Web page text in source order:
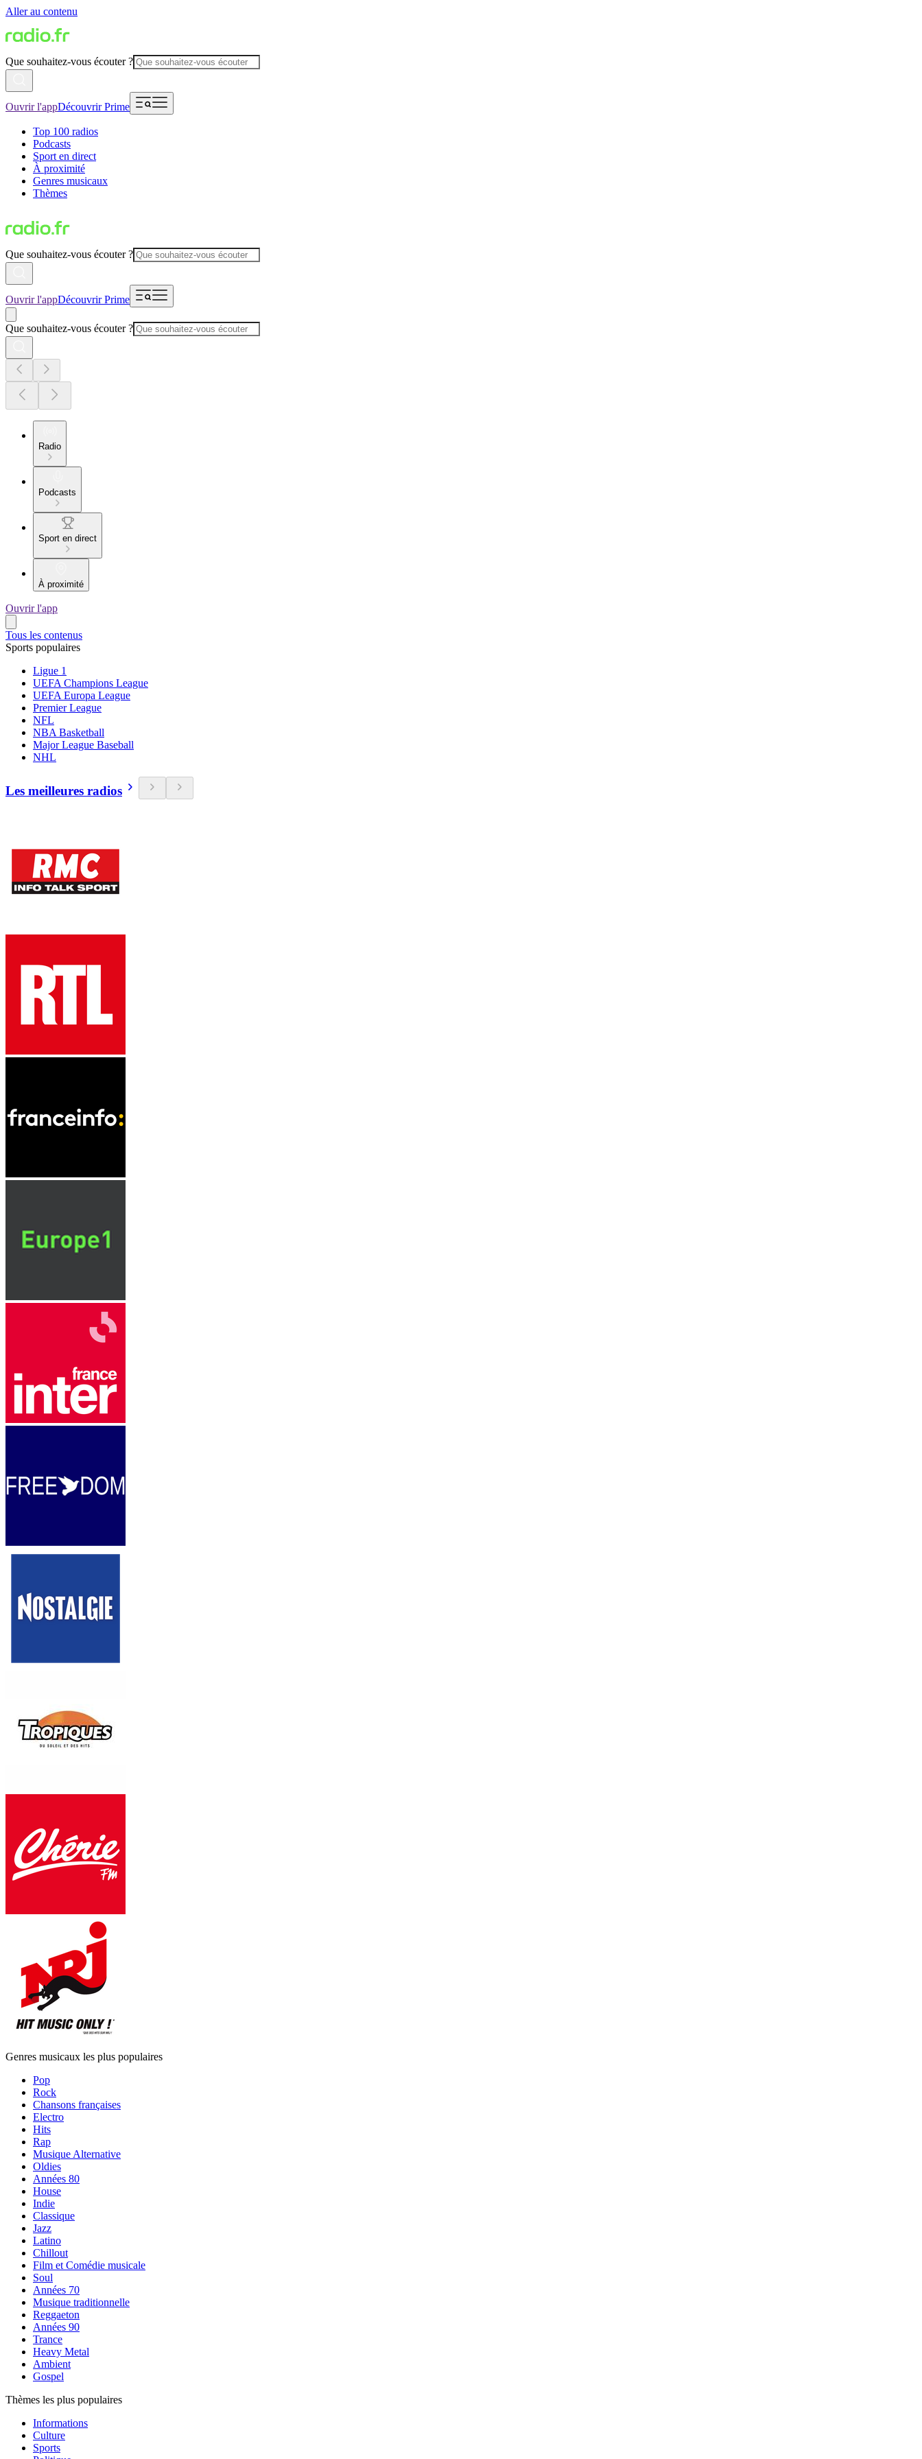
Aller au contenu
Que souhaitez-vous écouter ?
Ouvrir l'appDécouvrir Prime
Top 100 radios
Podcasts
Sport en direct
À proximité
Genres musicaux
Thèmes
Que souhaitez-vous écouter ?
Ouvrir l'appDécouvrir Prime
Que souhaitez-vous écouter ?
Radio
Podcasts
Sport en direct
À proximité
Ouvrir l'app
Tous les contenus
Sports populaires
Ligue 1
UEFA Champions League
UEFA Europa League
Premier League
NFL
NBA Basketball
Major League Baseball
NHL
Les meilleures radios
Genres musicaux les plus populaires
Pop
Rock
Chansons françaises
Electro
Hits
Rap
Musique Alternative
Oldies
Années 80
House
Indie
Classique
Jazz
Latino
Chillout
Film et Comédie musicale
Soul
Années 70
Musique traditionnelle
Reggaeton
Années 90
Trance
Heavy Metal
Ambient
Gospel
Thèmes les plus populaires
Informations
Culture
Sports